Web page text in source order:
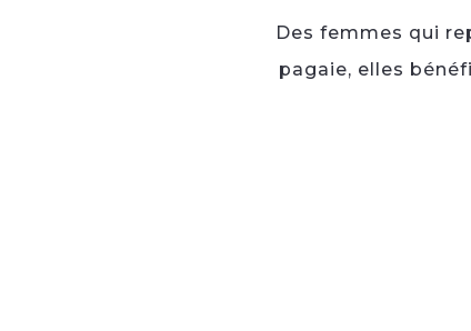
Des femmes qui
pagaie, elles